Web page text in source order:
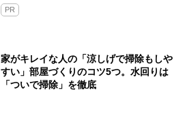
PR
家がキレイな人の「涼しげで掃除もしや
すい」部屋づくりのコツ5つ。水回りは
「ついで掃除」を徹底